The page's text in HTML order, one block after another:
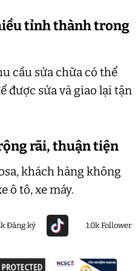
tỉnh thành trong
cầu sửa chữa có thể
được sửa và giao lại tận
rãi, thuận tiện
khách hàng không
ô tô, xe máy.
Đăng ký 1.0k Follower